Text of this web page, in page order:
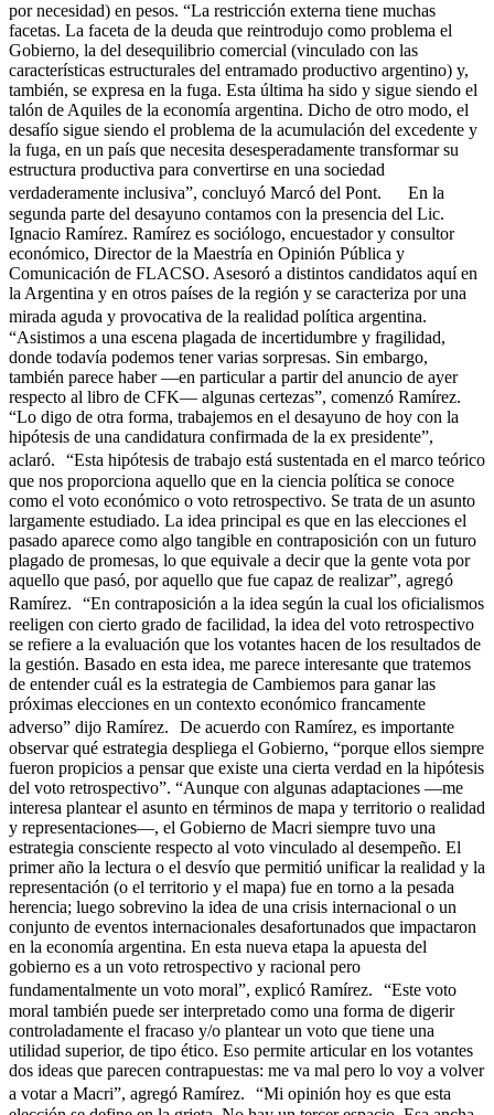
por necesidad) en pesos. “La restricción externa tiene muchas
facetas. La faceta de la deuda que reintrodujo como problema el
Gobierno, la del desequilibrio comercial (vinculado con las
características estructurales del entramado productivo argentino) y,
también, se expresa en la fuga. Esta última ha sido y sigue siendo el
talón de Aquiles de la economía argentina. Dicho de otro modo, el
desafío sigue siendo el problema de la acumulación del excedente y
la fuga, en un país que necesita desesperadamente transformar su
estructura productiva para convertirse en una sociedad
verdaderamente inclusiva”, concluyó Marcó del Pont. En la
segunda parte del desayuno contamos con la presencia del Lic.
Ignacio Ramírez. Ramírez es sociólogo, encuestador y consultor
económico, Director de la Maestría en Opinión Pública y
Comunicación de FLACSO. Asesoró a distintos candidatos aquí en
la Argentina y en otros países de la región y se caracteriza por una
mirada aguda y provocativa de la realidad política argentina.
“Asistimos a una escena plagada de incertidumbre y fragilidad,
donde todavía podemos tener varias sorpresas. Sin embargo,
también parece haber —en particular a partir del anuncio de ayer
respecto al libro de CFK— algunas certezas”, comenzó Ramírez.
“Lo digo de otra forma, trabajemos en el desayuno de hoy con la
hipótesis de una candidatura confirmada de la ex presidente”,
aclaró. “Esta hipótesis de trabajo está sustentada en el marco teórico
que nos proporciona aquello que en la ciencia política se conoce
como el voto económico o voto retrospectivo. Se trata de un asunto
largamente estudiado. La idea principal es que en las elecciones el
pasado aparece como algo tangible en contraposición con un futuro
plagado de promesas, lo que equivale a decir que la gente vota por
aquello que pasó, por aquello que fue capaz de realizar”, agregó
Ramírez. “En contraposición a la idea según la cual los oficialismos
reeligen con cierto grado de facilidad, la idea del voto retrospectivo
se refiere a la evaluación que los votantes hacen de los resultados de
la gestión. Basado en esta idea, me parece interesante que tratemos
de entender cuál es la estrategia de Cambiemos para ganar las
próximas elecciones en un contexto económico francamente
adverso” dijo Ramírez. De acuerdo con Ramírez, es importante
observar qué estrategia despliega el Gobierno, “porque ellos siempre
fueron propicios a pensar que existe una cierta verdad en la hipótesis
del voto retrospectivo”. “Aunque con algunas adaptaciones —me
interesa plantear el asunto en términos de mapa y territorio o realidad
y representaciones—, el Gobierno de Macri siempre tuvo una
estrategia consciente respecto al voto vinculado al desempeño. El
primer año la lectura o el desvío que permitió unificar la realidad y la
representación (o el territorio y el mapa) fue en torno a la pesada
herencia; luego sobrevino la idea de una crisis internacional o un
conjunto de eventos internacionales desafortunados que impactaron
en la economía argentina. En esta nueva etapa la apuesta del
gobierno es a un voto retrospectivo y racional pero
fundamentalmente un voto moral”, explicó Ramírez. “Este voto
moral también puede ser interpretado como una forma de digerir
controladamente el fracaso y/o plantear un voto que tiene una
utilidad superior, de tipo ético. Eso permite articular en los votantes
dos ideas que parecen contrapuestas: me va mal pero lo voy a volver
a votar a Macri”, agregó Ramírez. “Mi opinión hoy es que esta